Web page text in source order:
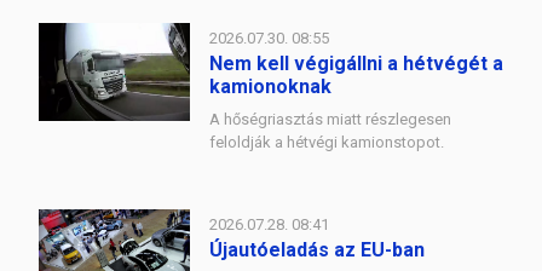
2026.07.30. 08:55
Nem kell végigállni a hétvégét a
kamionoknak
A hőségriasztás miatt részlegesen
feloldják a hétvégi kamionstopot.
2026.07.28. 08:41
Újautóeladás az EU-ban